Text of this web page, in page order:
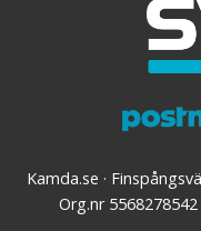
Kamda.se ·
Org.nr